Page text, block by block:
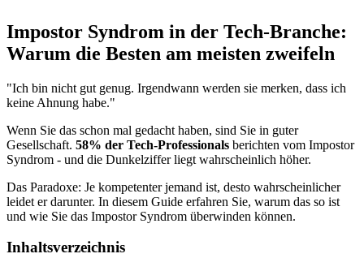
Impostor Syndrom in der Tech-Branche:
Warum die Besten am meisten zweifeln
"Ich bin nicht gut genug. Irgendwann werden sie merken, dass ich
keine Ahnung habe."
Wenn Sie das schon mal gedacht haben, sind Sie in guter
Gesellschaft. 58% der Tech-Professionals berichten vom Impostor
Syndrom - und die Dunkelziffer liegt wahrscheinlich höher.
Das Paradoxe: Je kompetenter jemand ist, desto wahrscheinlicher
leidet er darunter. In diesem Guide erfahren Sie, warum das so ist
und wie Sie das Impostor Syndrom überwinden können.
Inhaltsverzeichnis